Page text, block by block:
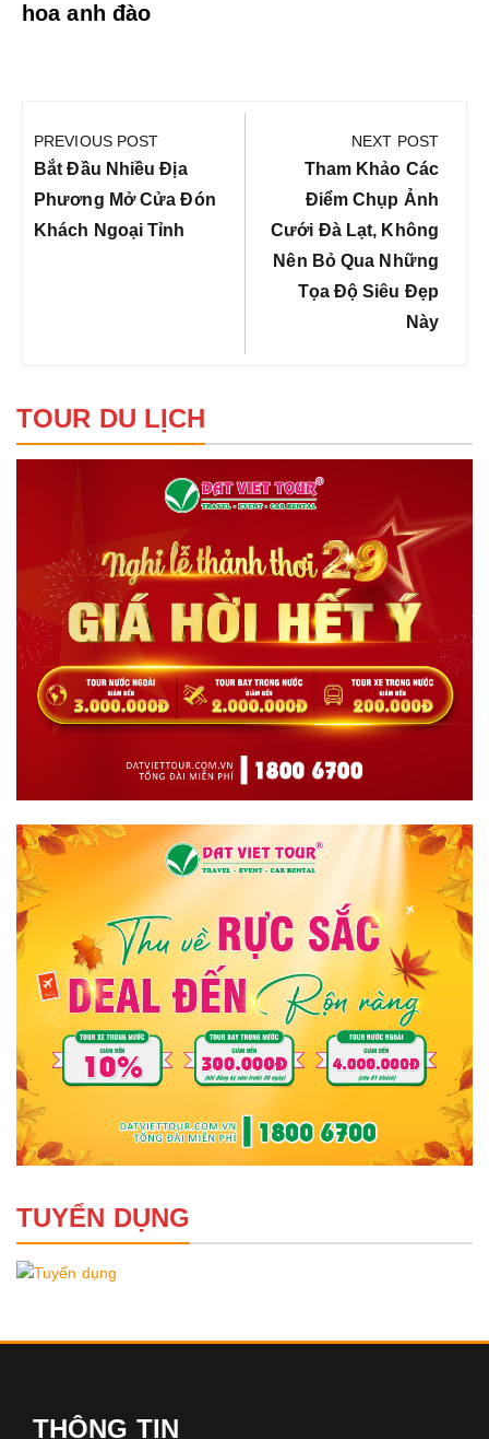
hoa anh đào
hướng
bài
viết
PREVIOUS POST
Previous
Post:
Bắt Đầu Nhiều Địa
Phương Mở Cửa Đón
Khách Ngoại Tỉnh
NEXT POST
Next
Post:
Tham Khảo Các
Điểm Chụp Ảnh
Cưới Đà Lạt, Không
Nên Bỏ Qua Những
Tọa Độ Siêu Đẹp
Này
TOUR DU LỊCH
TUYỂN DỤNG
THÔNG TIN